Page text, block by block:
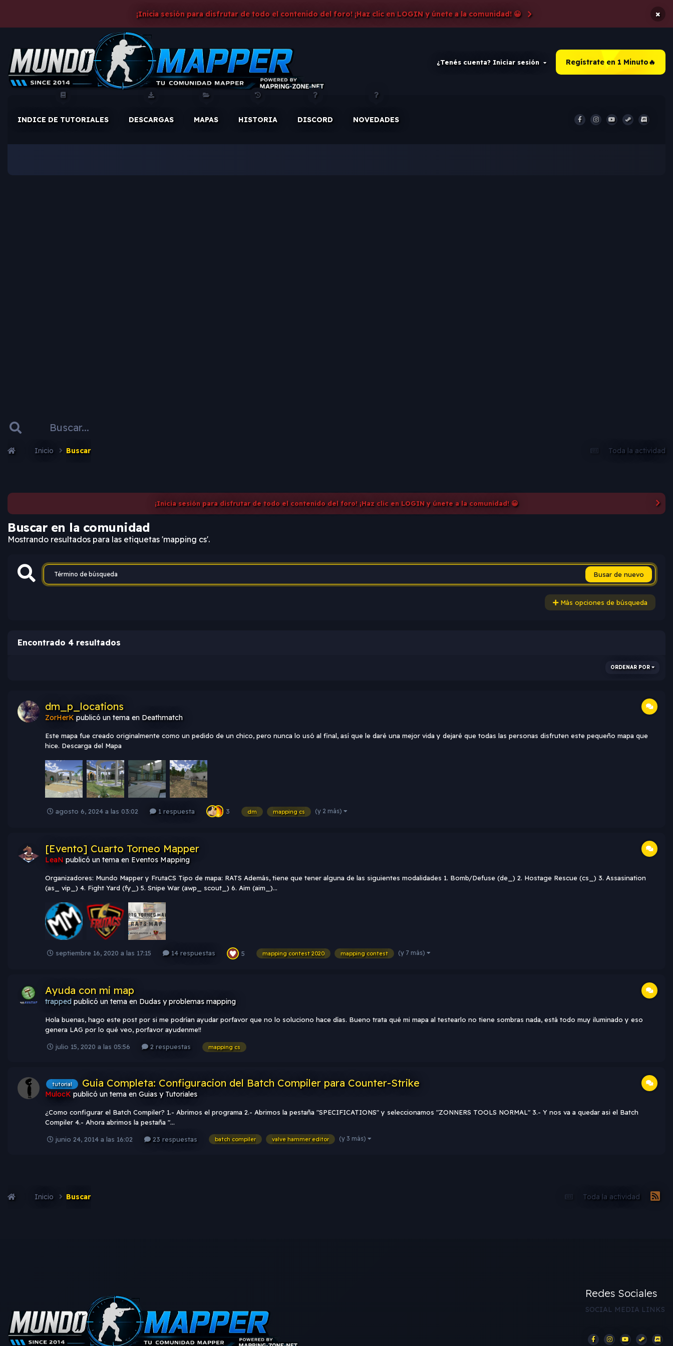
¡Inicia sesión para disfrutar de todo el contenido del foro! ¡Haz clic en LOGIN y únete a la comunidad! 😀 ×
¿Tenés cuenta? Iniciar sesión Regístrate en 1 Minuto🔥
INDICE DE TUTORIALES DESCARGAS MAPAS HISTORIA DISCORD NOVEDADES
Toda la actividad
Inicio Buscar
¡Inicia sesión para disfrutar de todo el contenido del foro! ¡Haz clic en LOGIN y únete a la comunidad! 😀
Buscar en la comunidad
Mostrando resultados para las etiquetas 'mapping cs'.
Busar de nuevo
Más opciones de búsqueda
Encontrado 4 resultados
ORDENAR POR
dm_p_locations
ZorHerK publicó un tema en Deathmatch
Este mapa fue creado originalmente como un pedido de un chico, pero nunca lo usó al final, así que le daré una mejor vida y dejaré que todas las personas disfruten este pequeño mapa que
hice. Descarga del Mapa
agosto 6, 2024 a las 03:02 1 respuesta 3 dm mapping cs (y 2 más)
[Evento] Cuarto Torneo Mapper
LeaN publicó un tema en Eventos Mapping
Organizadores: Mundo Mapper y FrutaCS Tipo de mapa: RATS Además, tiene que tener alguna de las siguientes modalidades 1. Bomb/Defuse (de_) 2. Hostage Rescue (cs_) 3. Assasination
(as_ vip_) 4. Fight Yard (fy_) 5. Snipe War (awp_ scout_) 6. Aim (aim_)...
septiembre 16, 2020 a las 17:15 14 respuestas 5 mapping contest 2020 mapping contest (y 7 más)
Ayuda con mi map
trapped publicó un tema en Dudas y problemas mapping
Hola buenas, hago este post por si me podrían ayudar porfavor que no lo soluciono hace días. Bueno trata qué mi mapa al testearlo no tiene sombras nada, está todo muy iluminado y eso
genera LAG por lo qué veo, porfavor ayudenme!!
julio 15, 2020 a las 05:56 2 respuestas mapping cs
tutorial Guia Completa: Configuracion del Batch Compiler para Counter-Strike
MulocK publicó un tema en Guias y Tutoriales
¿Como configurar el Batch Compiler? 1.- Abrimos el programa 2.- Abrimos la pestaña "SPECIFICATIONS" y seleccionamos "ZONNERS TOOLS NORMAL" 3.- Y nos va a quedar asi el Batch
Compiler 4.- Ahora abrimos la pestaña "...
junio 24, 2014 a las 16:02 23 respuestas batch compiler valve hammer editor (y 3 más)
Toda la actividad
Inicio Buscar
Redes Sociales
SOCIAL MEDIA LINKS